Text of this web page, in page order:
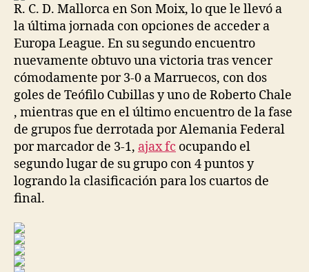
R. C. D. Mallorca en Son Moix, lo que le llevó a
la última jornada con opciones de acceder a
Europa League. En su segundo encuentro
nuevamente obtuvo una victoria tras vencer
cómodamente por 3-0 a Marruecos, con dos
goles de Teófilo Cubillas y uno de Roberto Chale
, mientras que en el último encuentro de la fase
de grupos fue derrotada por Alemania Federal
por marcador de 3-1, ajax fc ocupando el
segundo lugar de su grupo con 4 puntos y
logrando la clasificación para los cuartos de
final.